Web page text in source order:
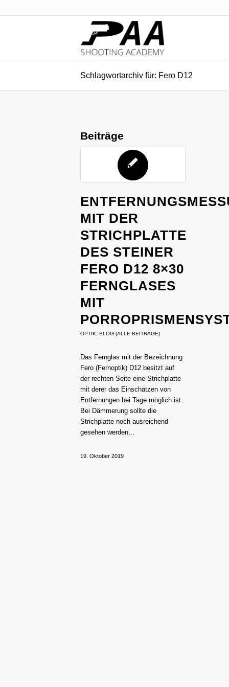
Schlagwortarchiv für: Fero D12
Beiträge
MIT DER
STRICHPLATTE
DES STEINER
FERO D12 8×30
FERNGLASES
MIT
OPTIK BLOG (ALLE BEITRÄGE)
Das Fernglas mit der Bezeichnung
Fero (Fernoptik) D12 besitzt auf
der rechten Seite eine Strichplatte
mit derer das Einschätzen von
Entfernungen bei Tage möglich ist.
Bei Dämmerung sollte die
Strichplatte noch ausreichend
gesehen werden…
19. Oktober 2019